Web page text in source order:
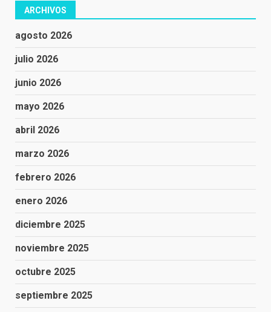
ARCHIVOS
agosto 2026
julio 2026
junio 2026
mayo 2026
abril 2026
marzo 2026
febrero 2026
enero 2026
diciembre 2025
noviembre 2025
octubre 2025
septiembre 2025